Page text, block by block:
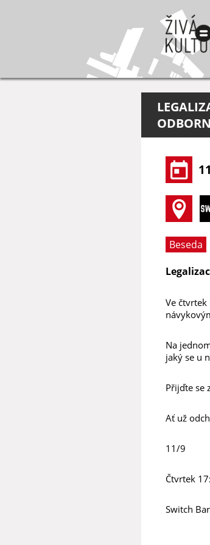
Beseda
Ve
Na
jaký se u
Přijďte se
Ať už
11/9
Čtvrtek
Switch